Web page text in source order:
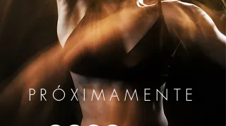
PRÓXIMAMENTE